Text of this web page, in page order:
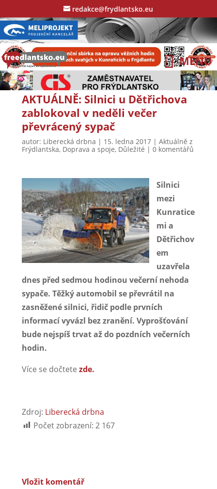
redakce@frydlantsko.eu
AKTUÁLNĚ: Silnici u Dětřichova
zablokoval v neděli večer
převrácený sypač
autor: Liberecká drbna | 15. ledna 2017| Aktuálně z
Frýdlantska, Doprava a spoje, Důležité | 0 komentářů
Silnici
mezi
Kunratice
mi a
Dětřichov
em
uzavřela
dnes před sedmou hodinou večerní nehoda
sypače. Těžký automobil se převrátil na
zasněžené silnici, řidič podle prvních
informací vyvázl bez zranění. Vyprošťování
bude nejspíš trvat až do pozdních večerních
hodin.
Více se dočtete zde.
Zdroj: Liberecká drbna
Počet zobrazení: 2 167
Vložit komentář